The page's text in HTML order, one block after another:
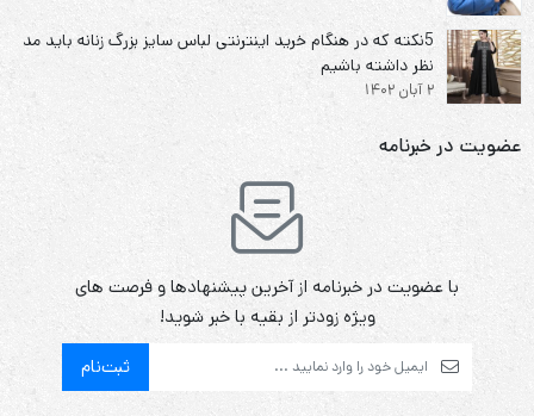
5نکته که در هنگام خرید اینترنتی لباس سایز بزرگ زنانه باید مد
نظر داشته باشیم
2 آبان 1402
عضویت در خبرنامه
با عضویت در خبرنامه از آخرین پیشنهادها و فرصت های
ویژه زودتر از بقیه با خبر شوید!
ثبت‌نام